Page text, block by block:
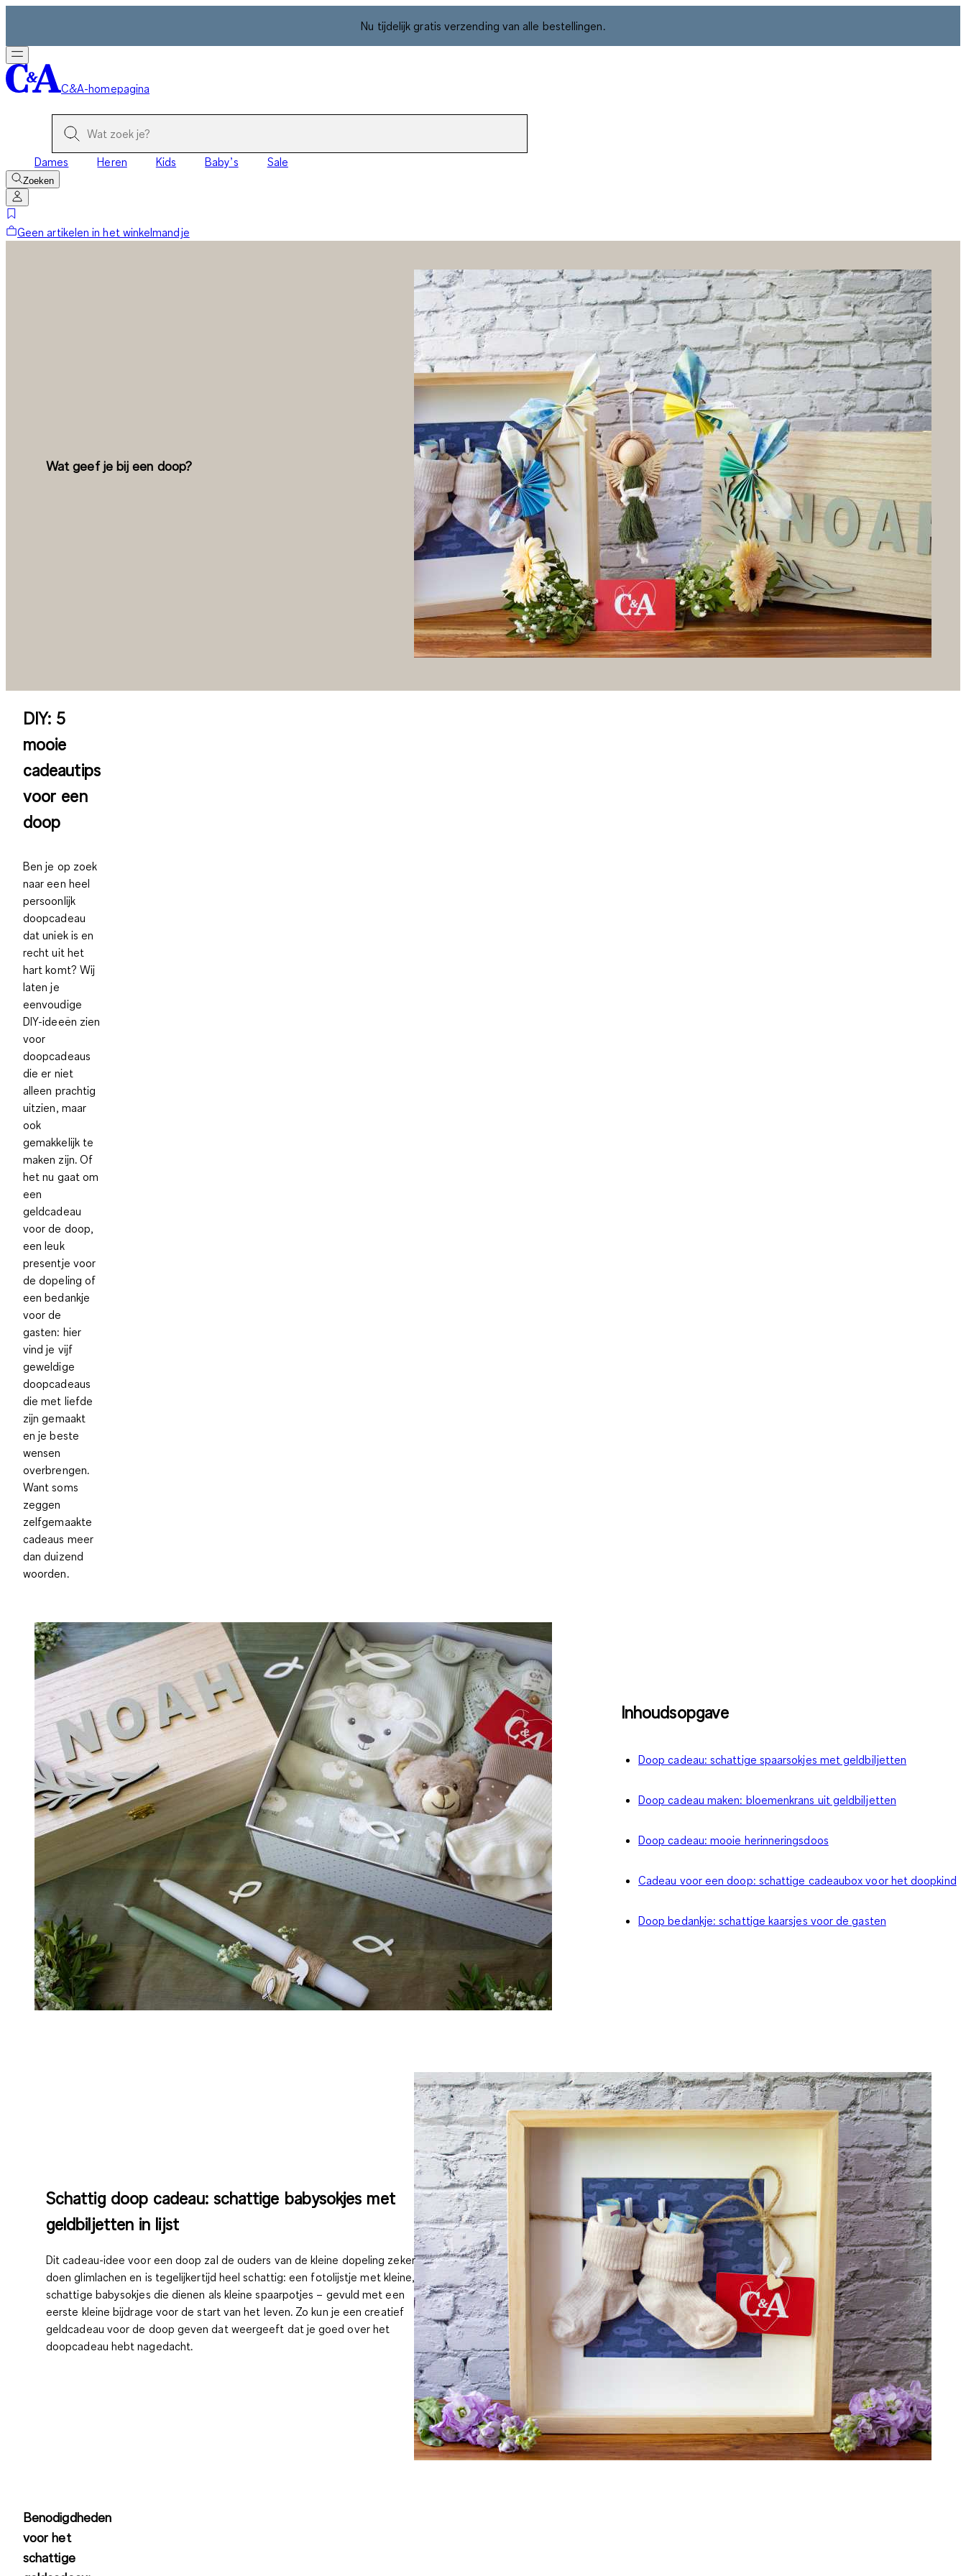
Nu tijdelijk gratis verzending van alle bestellingen.
C&A-homepagina
Dames Heren Kids Baby’s Sale
Zoeken
Geen artikelen in het winkelmandje
Wat geef je bij een doop?
DIY: 5
mooie
cadeautips
voor een
doop
Ben je op zoek
naar een heel
persoonlijk
doopcadeau
dat uniek is en
recht uit het
hart komt? Wij
laten je
eenvoudige
DIY-ideeën zien
voor
doopcadeaus
die er niet
alleen prachtig
uitzien, maar
ook
gemakkelijk te
maken zijn. Of
het nu gaat om
een
geldcadeau
voor de doop,
een leuk
presentje voor
de dopeling of
een bedankje
voor de
gasten: hier
vind je vijf
geweldige
doopcadeaus
die met liefde
zijn gemaakt
en je beste
wensen
overbrengen.
Want soms
zeggen
zelfgemaakte
cadeaus meer
dan duizend
woorden.
Inhoudsopgave
Doop cadeau: schattige spaarsokjes met geldbiljetten
Doop cadeau maken: bloemenkrans uit geldbiljetten
Doop cadeau: mooie herinneringsdoos
Cadeau voor een doop: schattige cadeaubox voor het doopkind
Doop bedankje: schattige kaarsjes voor de gasten
Schattig doop cadeau: schattige babysokjes met
geldbiljetten in lijst
Dit cadeau-idee voor een doop zal de ouders van de kleine dopeling zeker
doen glimlachen en is tegelijkertijd heel schattig: een fotolijstje met kleine,
schattige babysokjes die dienen als kleine spaarpotjes – gevuld met een
eerste kleine bijdrage voor de start van het leven. Zo kun je een creatief
geldcadeau voor de doop geven dat weergeeft dat je goed over het
doopcadeau hebt nagedacht.
Benodigdheden
voor het
schattige